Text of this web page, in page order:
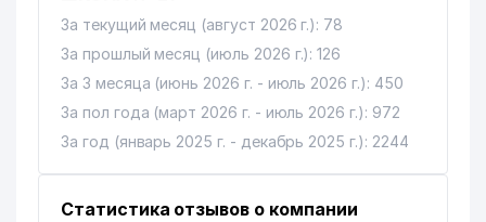
За текущий месяц (август 2026 г.): 78
За прошлый месяц (июль 2026 г.): 126
За 3 месяца (июнь 2026 г. - июль 2026 г.): 450
За пол года (март 2026 г. - июль 2026 г.): 972
За год (январь 2025 г. - декабрь 2025 г.): 2244
Статистика отзывов о компании